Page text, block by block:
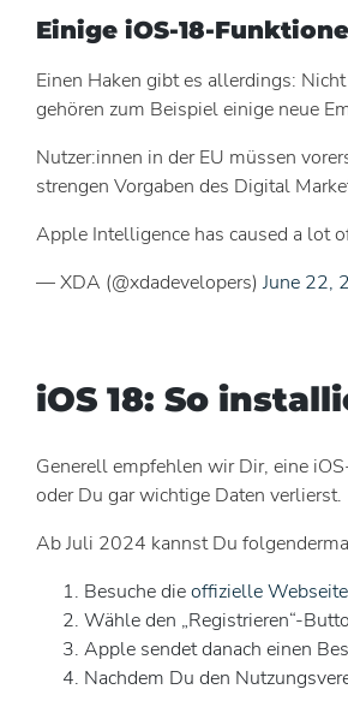
Einige iOS-18-
Einen Haken gibt es allerdings:
gehören zum Beispiel einige neue
Nutzer:innen in der EU müssen
strengen Vorgaben des Digital
Apple Intelligence has caused a lot
— XDA (@xdadevelopers)June 22,
iOS 18: So
Generell empfehlen wir Dir, eine
oder Du gar wichtige Daten verlierst.
Ab Juli 2024 kannst Du
Besuche dieoffizielle
Wähle den „Registrieren“-
Apple sendet danach einen
Nachdem Du den